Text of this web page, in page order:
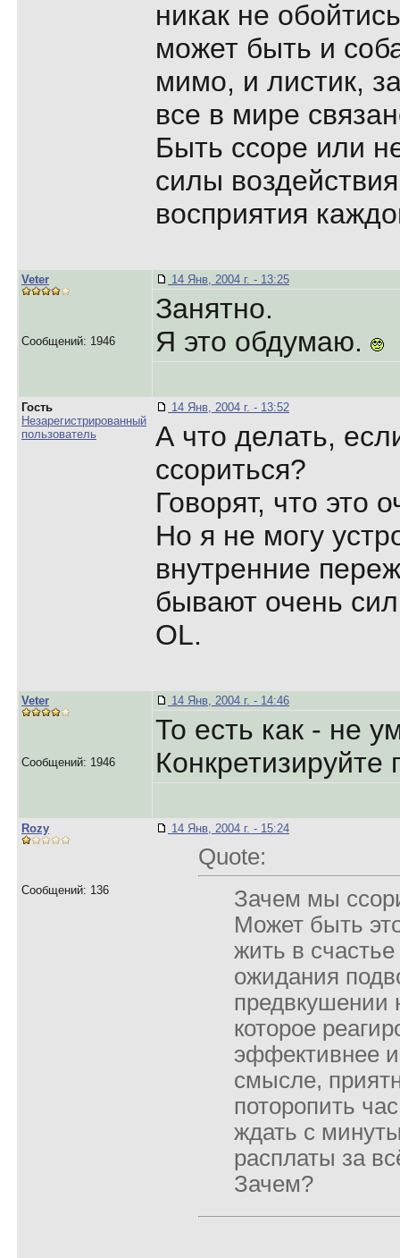
никак не
может быть и
мимо, и листик,
все в мире
Быть ссоре или
силы
восприятия
Veter
Сообщений: 1946
14 Янв, 2004 г. - 13:25
Занятно.
Я это обдумаю.
Гость
Незарегистрированный
пользователь
14 Янв, 2004 г. - 13:52
А что делать,
ссориться?
Говорят, что это
Но я не могу
внутренние
бывают очень
OL.
Veter
Сообщений: 1946
14 Янв, 2004 г. - 14:46
То есть как - не
Конкретизируйте
Rozy
Сообщений: 136
14 Янв, 2004 г. - 15:24
Quote:
Зачем мы
Может быть
жить в
ожидания
предвкушении
которое
эффективнее
смысле,
поторопить
ждать с
расплаты за
Зачем?